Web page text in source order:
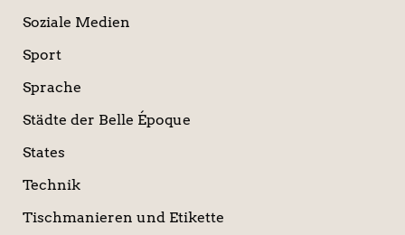
Soziale Medien
Sport
Sprache
Städte der Belle Époque
States
Technik
Tischmanieren und Etikette